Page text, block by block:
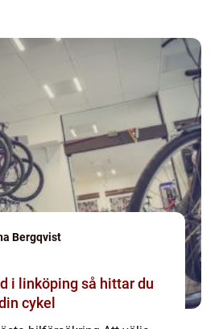
Bergqvist
så hittar du
cykel